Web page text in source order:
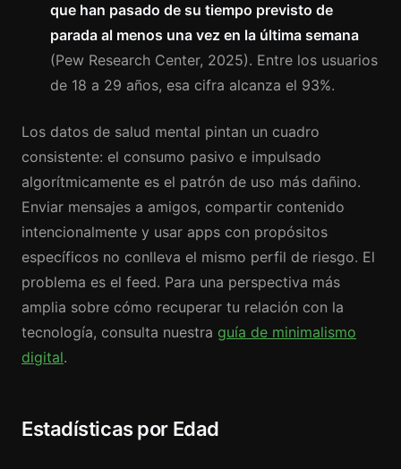
que han pasado de su tiempo previsto de
parada al menos una vez en la última semana
(Pew Research Center, 2025). Entre los usuarios
de 18 a 29 años, esa cifra alcanza el 93%.
Los datos de salud mental pintan un cuadro
consistente: el consumo pasivo e impulsado
algorítmicamente es el patrón de uso más dañino.
Enviar mensajes a amigos, compartir contenido
intencionalmente y usar apps con propósitos
específicos no conlleva el mismo perfil de riesgo. El
problema es el feed. Para una perspectiva más
amplia sobre cómo recuperar tu relación con la
tecnología, consulta nuestra guía de minimalismo
digital.
Estadísticas por Edad